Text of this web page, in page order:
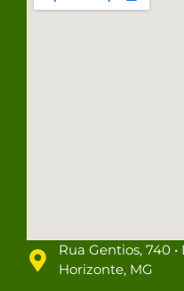
Rua Gentios, 740
Horizonte, MG